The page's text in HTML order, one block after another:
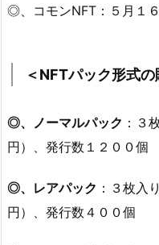
◎、コモンNFT：５月１
＜NFTパック形式の
◎、ノーマルパック ：３
円）、発行数１２００個
◎、レアパック ：３枚入
円）、発行数４００個